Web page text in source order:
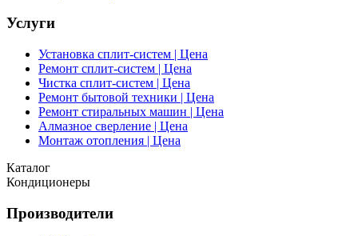
Услуги
Установка сплит-систем | Цена
Ремонт сплит-систем | Цена
Чистка сплит-систем | Цена
Ремонт бытовой техники | Цена
Ремонт стиральных машин | Цена
Алмазное сверление | Цена
Монтаж отопления | Цена
Каталог
Кондиционеры
Производители